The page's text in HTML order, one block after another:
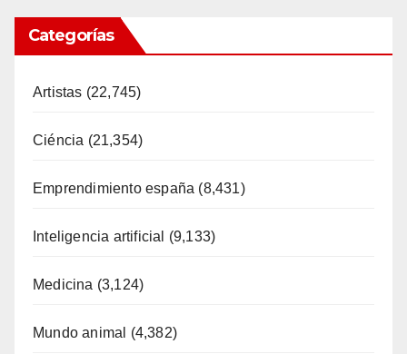
Categorías
Artistas (22,745)
Ciéncia (21,354)
Emprendimiento españa (8,431)
Inteligencia artificial (9,133)
Medicina (3,124)
Mundo animal (4,382)